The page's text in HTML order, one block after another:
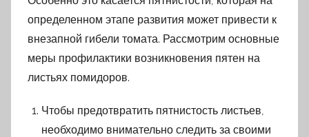
определенном этапе развития может привести к
внезапной гибели томата. Рассмотрим основные
меры профилактики возникновения пятен на
листьях помидоров.
Чтобы предотвратить пятнистость листьев,
необходимо внимательно следить за своими